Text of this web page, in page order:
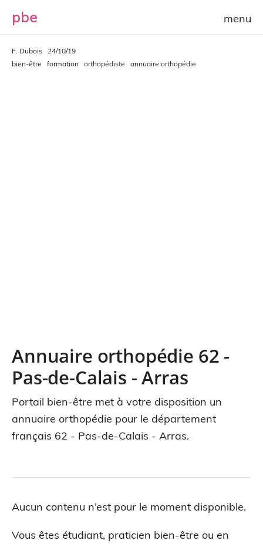
pbe
F. Dubois
24/10/19
bien-être
formation orthopédiste annuaire orthopédie
Annuaire orthopédie 62 -
Pas-de-Calais - Arras
Portail bien-être met à votre disposition un
annuaire orthopédie pour le département
français 62 - Pas-de-Calais - Arras.
Aucun contenu n’est pour le moment disponible.
Vous êtes étudiant, praticien bien-être ou en